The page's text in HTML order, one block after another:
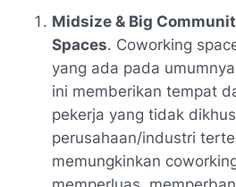
Midsize & Big
Spaces. Coworking
yang ada pada
ini memberikan tempat
pekerja yang tidak
perusahaan/industri
memungkinkan